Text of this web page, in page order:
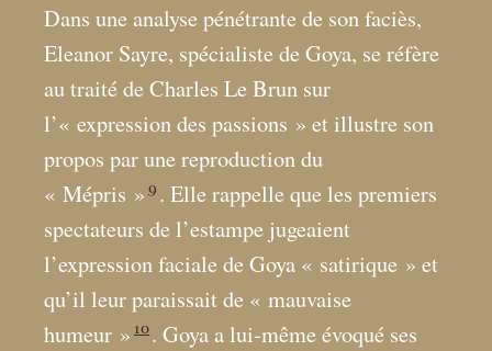
Dans une analyse pénétrante de son faciès,
Eleanor Sayre, spécialiste de Goya, se réfère
au traité de Charles Le Brun sur
l’« expression des passions » et illustre son
propos par une reproduction du
« Mépris » 9 . Elle rappelle que les premiers
spectateurs de l’estampe jugeaient
l’expression faciale de Goya « satirique » et
qu’il leur paraissait de « mauvaise
humeur » 10. Goya a lui-même évoqué ses